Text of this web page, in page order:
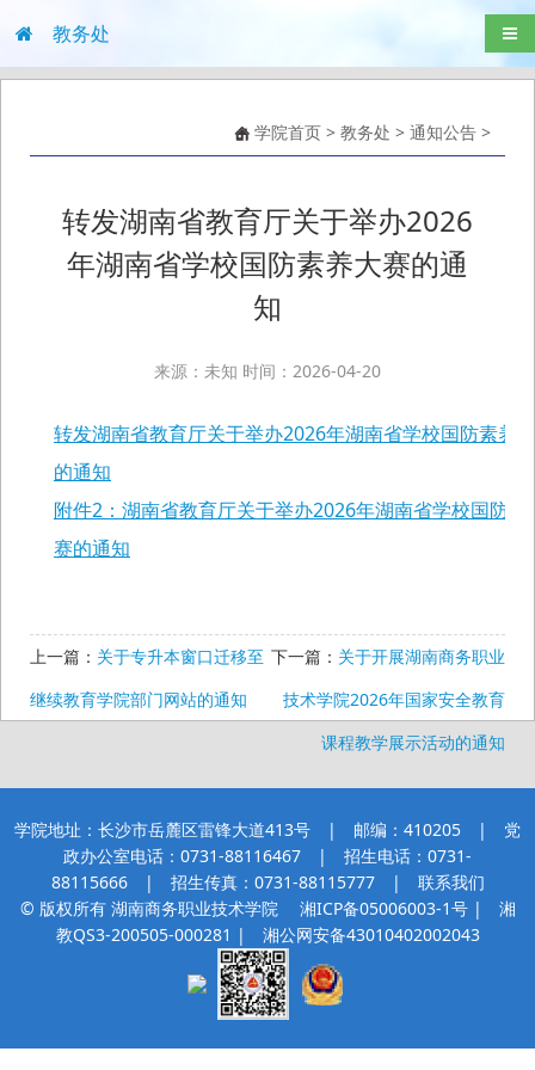
教务处 导
学院首页 > 教务处 > 通知公告 >
转发湖南省教育厅关于举办2026
年湖南省学校国防素养大赛的通
知
来源：未知 时间：2026-04-20
转发湖南省教育厅关于举办2026年湖南省学校国防素养
的通知
附件2：湖南省教育厅关于举办2026年湖南省学校国防素
赛的通知
上一篇： 关于专升本窗口迁移至
继续教育学院部门网站的通知
下一篇： 关于开展湖南商务职业
技术学院2026年国家安全教育
课程教学展示活动的通知
学院地址：长沙市岳麓区雷锋大道413号 | 邮编：410205 | 党
政办公室电话：0731-88116467 | 招生电话：0731-
88115666 | 招生传真：0731-88115777 | 联系我们
© 版权所有 湖南商务职业技术学院
湘ICP备05006003-1号 | 湘
教QS3-200505-000281 | 湘公网安备43010402002043